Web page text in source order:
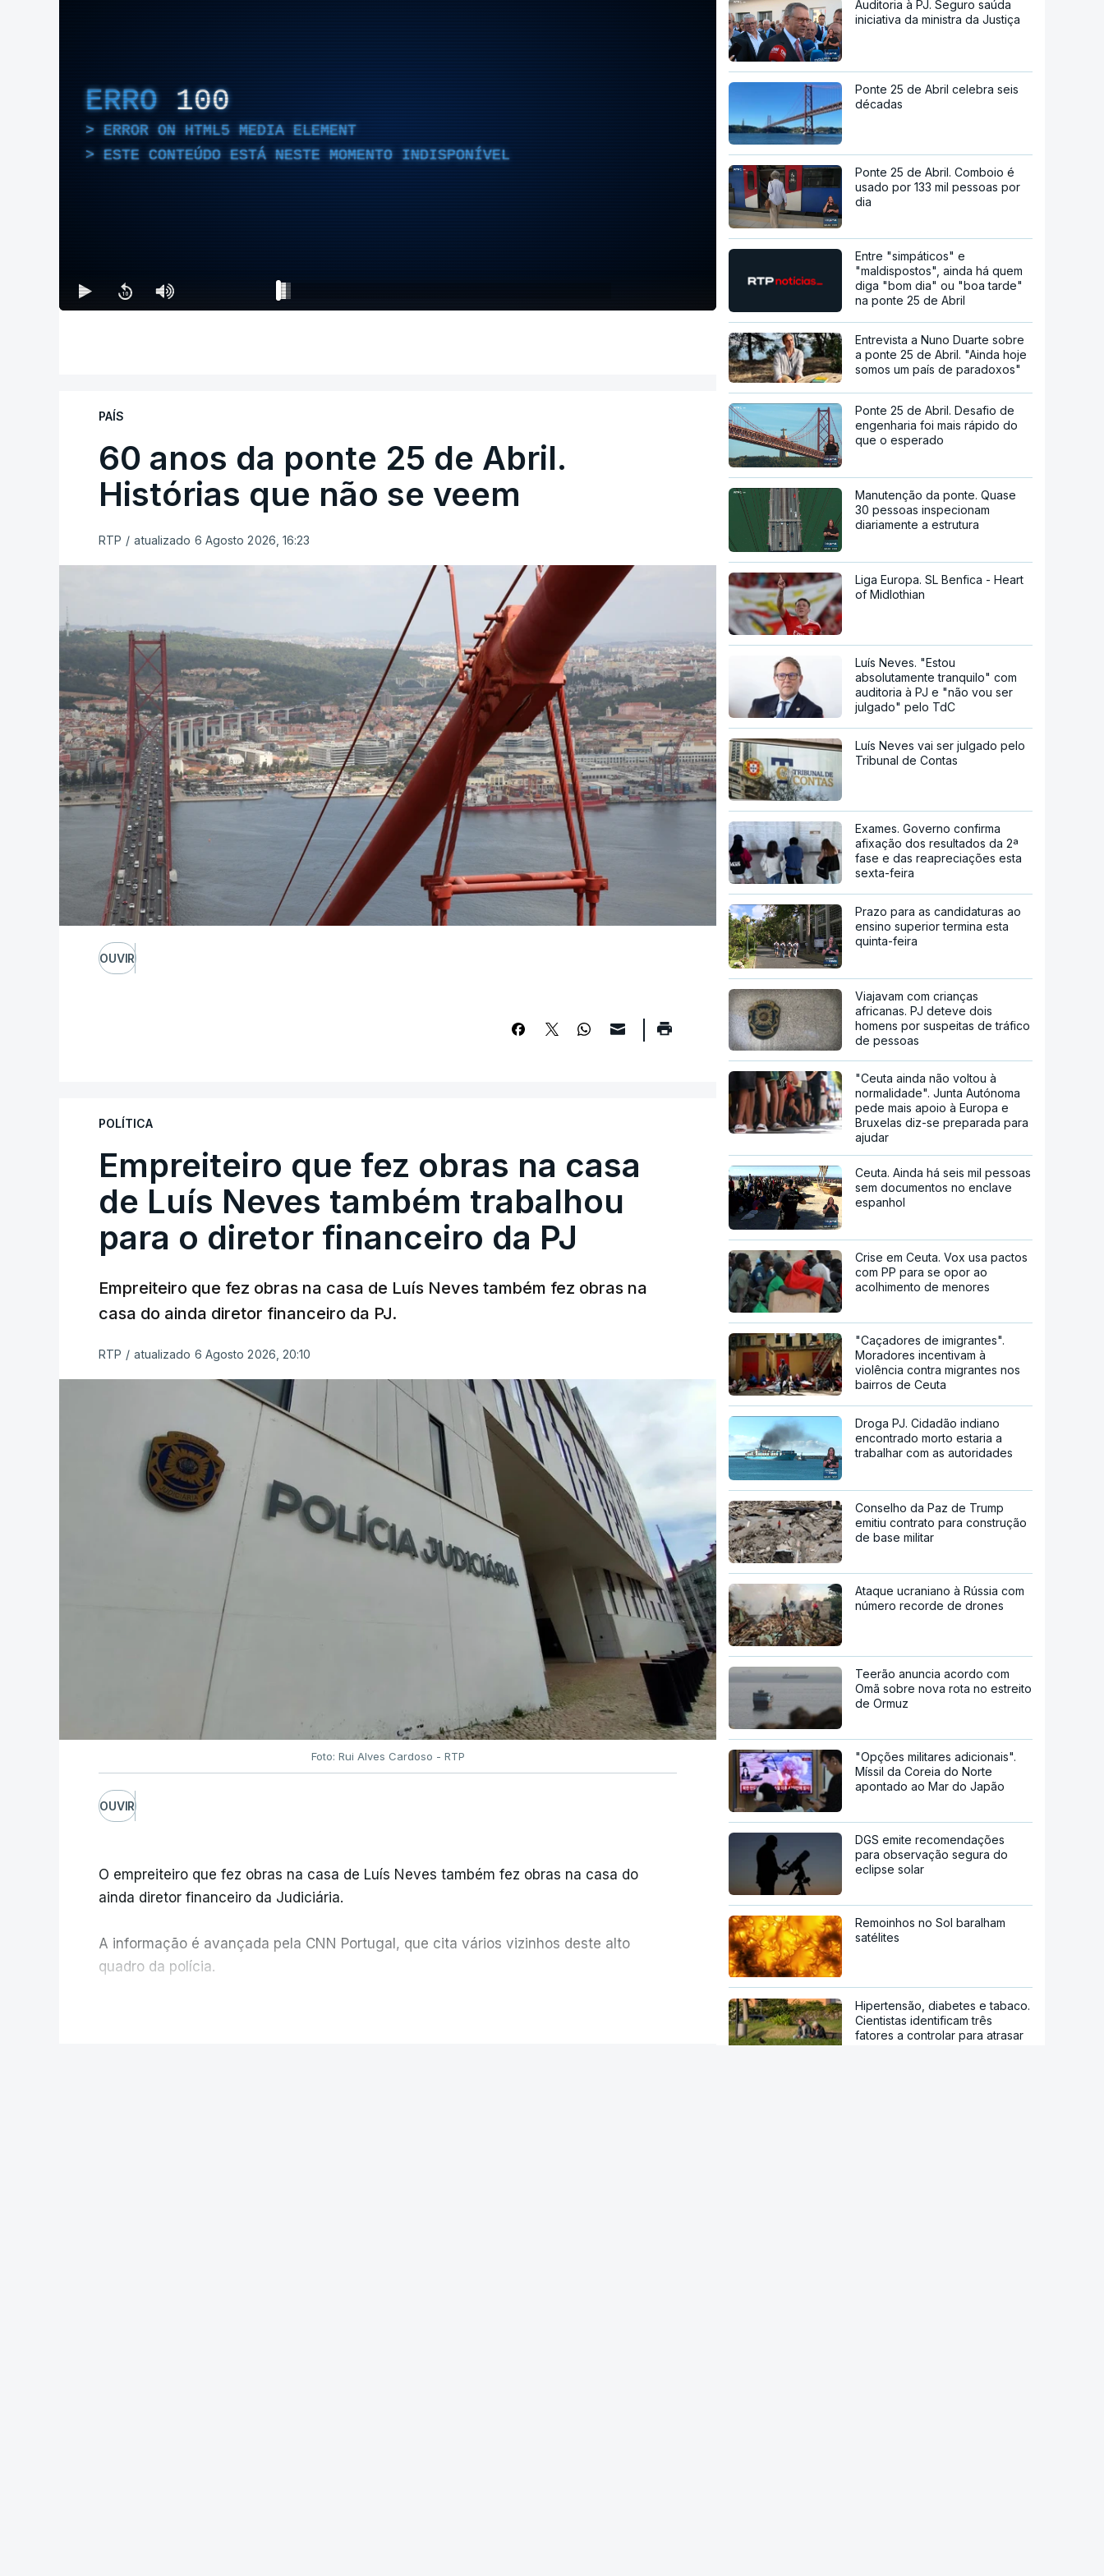
ERRO 100
ERROR ON HTML5 MEDIA ELEMENT
ESTE CONTEÚDO ESTÁ NESTE MOMENTO INDISPONÍVEL
PAÍS
60 anos da ponte 25 de Abril.
Histórias que não se veem
RTP / atualizado 6 Agosto 2026, 16:23
OUVIR
POLÍTICA
Empreiteiro que fez obras na casa
de Luís Neves também trabalhou
para o diretor financeiro da PJ
Empreiteiro que fez obras na casa de Luís Neves também fez obras na
casa do ainda diretor financeiro da PJ.
RTP / atualizado 6 Agosto 2026, 20:10
Foto: Rui Alves Cardoso - RTP
OUVIR
O empreiteiro que fez obras na casa de Luís Neves também fez obras na casa do
ainda diretor financeiro da Judiciária.
A informação é avançada pela CNN Portugal, que cita vários vizinhos deste alto
quadro da polícia.
Auditoria à PJ. Seguro saúda
iniciativa da ministra da Justiça
Ponte 25 de Abril celebra seis
décadas
Ponte 25 de Abril. Comboio é
usado por 133 mil pessoas por
dia
Entre "simpáticos" e
"maldispostos", ainda há quem
diga "bom dia" ou "boa tarde"
na ponte 25 de Abril
Entrevista a Nuno Duarte sobre
a ponte 25 de Abril. "Ainda hoje
somos um país de paradoxos"
Ponte 25 de Abril. Desafio de
engenharia foi mais rápido do
que o esperado
Manutenção da ponte. Quase
30 pessoas inspecionam
diariamente a estrutura
Liga Europa. SL Benfica - Heart
of Midlothian
Luís Neves. "Estou
absolutamente tranquilo" com
auditoria à PJ e "não vou ser
julgado" pelo TdC
Luís Neves vai ser julgado pelo
Tribunal de Contas
Exames. Governo confirma
afixação dos resultados da 2ª
fase e das reapreciações esta
sexta-feira
Prazo para as candidaturas ao
ensino superior termina esta
quinta-feira
Viajavam com crianças
africanas. PJ deteve dois
homens por suspeitas de tráfico
de pessoas
"Ceuta ainda não voltou à
normalidade". Junta Autónoma
pede mais apoio à Europa e
Bruxelas diz-se preparada para
ajudar
Ceuta. Ainda há seis mil pessoas
sem documentos no enclave
espanhol
Crise em Ceuta. Vox usa pactos
com PP para se opor ao
acolhimento de menores
"Caçadores de imigrantes".
Moradores incentivam à
violência contra migrantes nos
bairros de Ceuta
Droga PJ. Cidadão indiano
encontrado morto estaria a
trabalhar com as autoridades
Conselho da Paz de Trump
emitiu contrato para construção
de base militar
Ataque ucraniano à Rússia com
número recorde de drones
Teerão anuncia acordo com
Omã sobre nova rota no estreito
de Ormuz
"Opções militares adicionais".
Míssil da Coreia do Norte
apontado ao Mar do Japão
DGS emite recomendações
para observação segura do
eclipse solar
Remoinhos no Sol baralham
satélites
Hipertensão, diabetes e tabaco.
Cientistas identificam três
fatores a controlar para atrasar